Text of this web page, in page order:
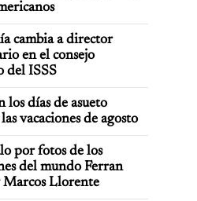
cambia a director
en el consejo
del ISSS
los días de asueto
vacaciones de agosto
por fotos de los
del mundo Ferran
Marcos Llorente